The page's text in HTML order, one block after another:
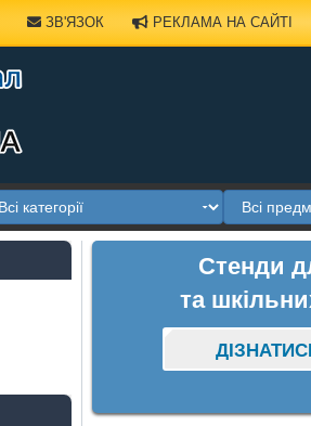
ЗВ'ЯЗОК РЕКЛАМА НА САЙТІ
Стенди
та